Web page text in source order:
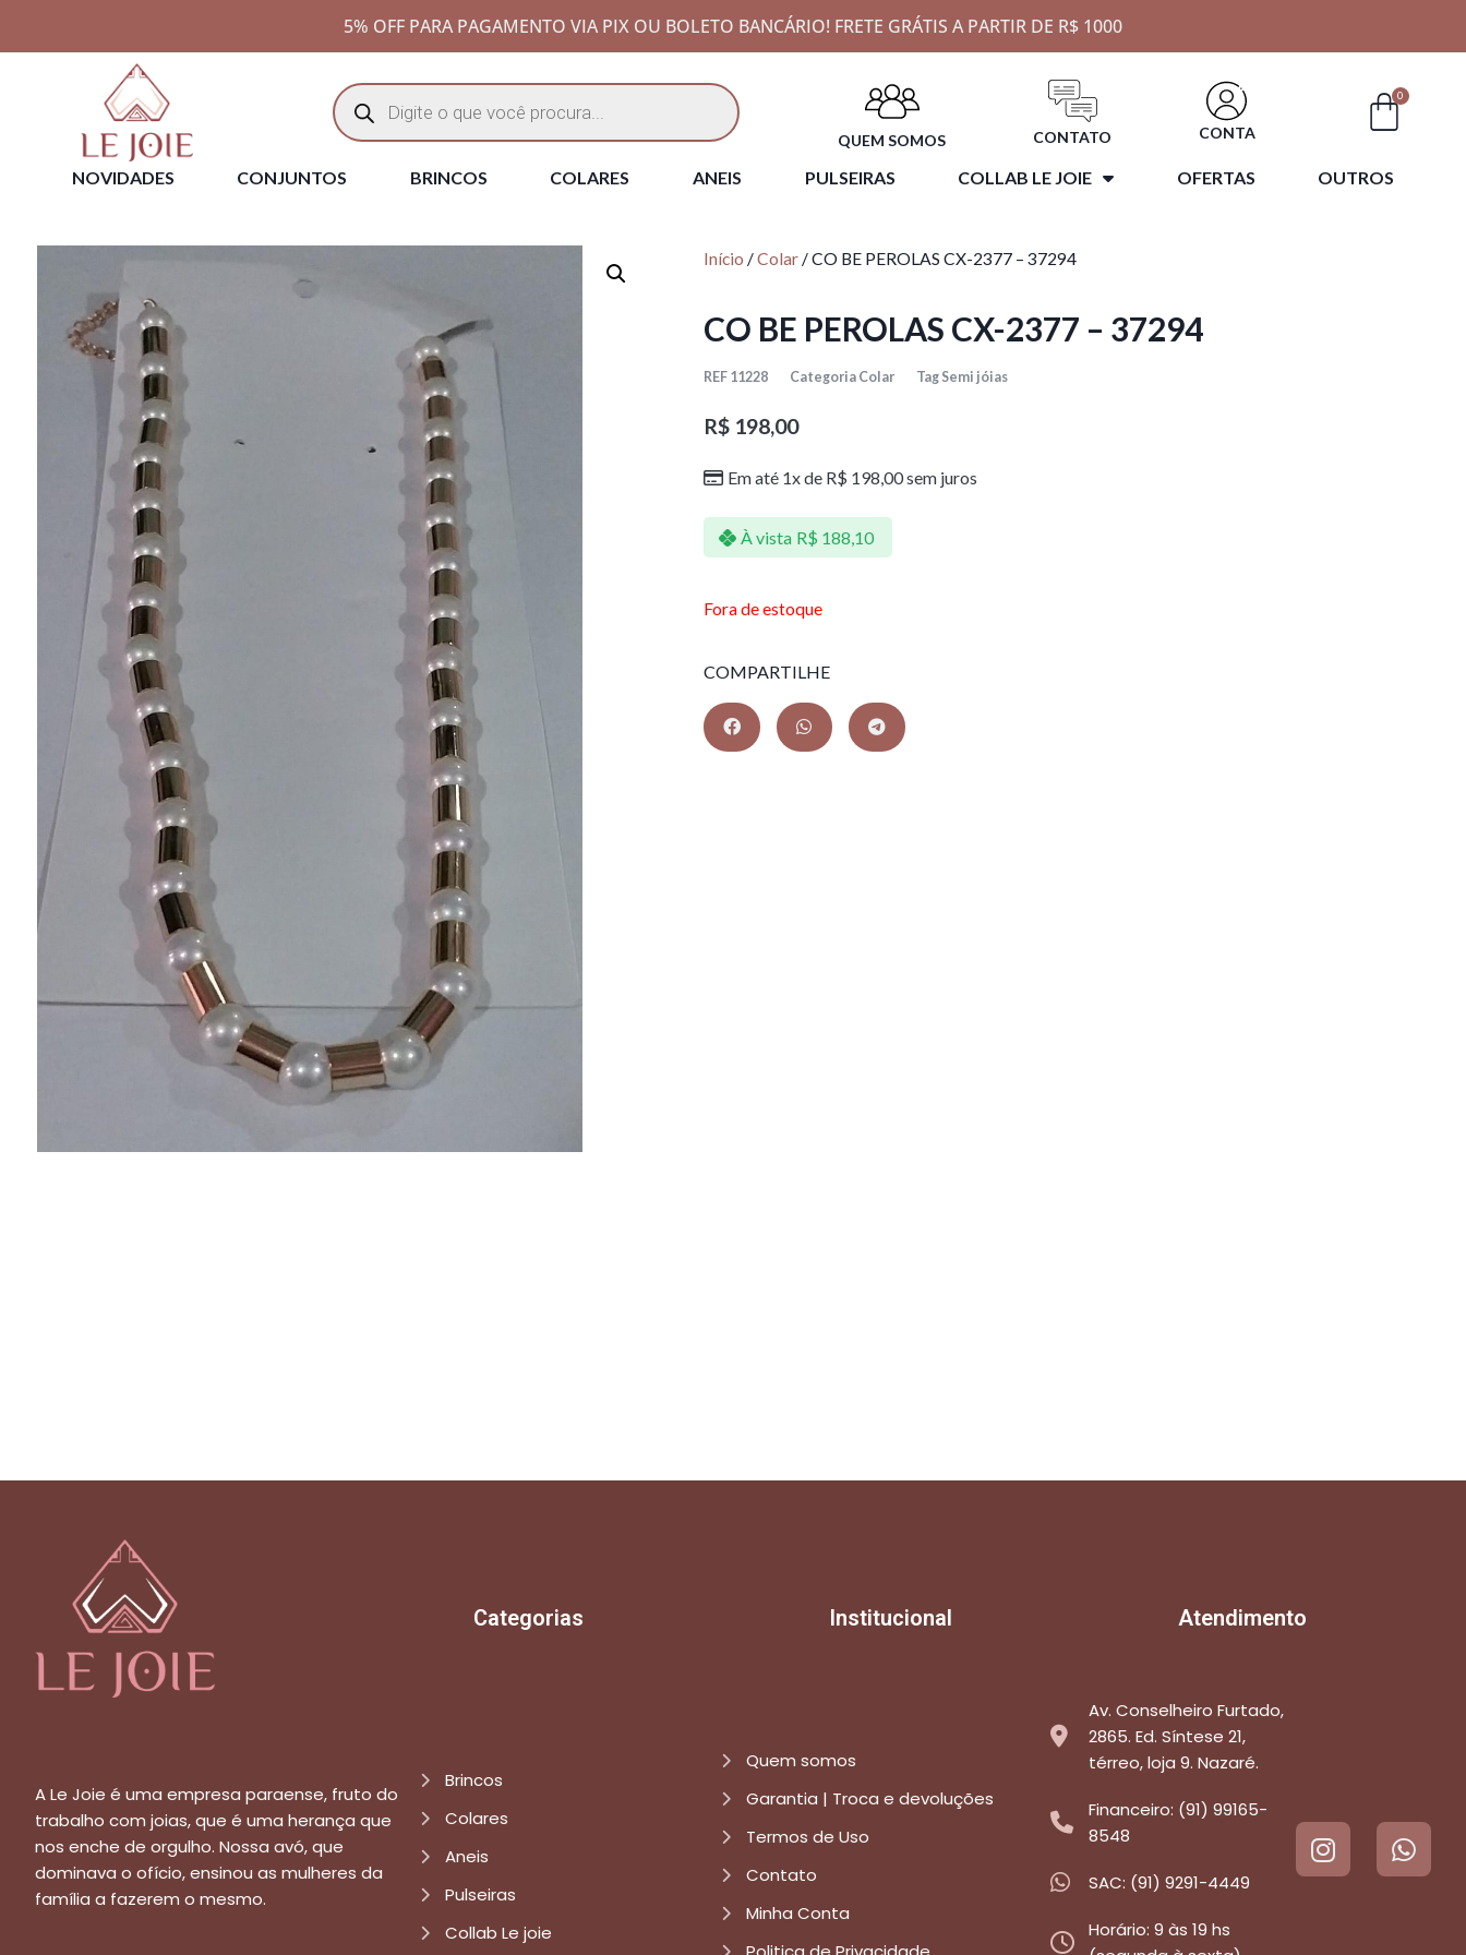
5% OFF PARA PAGAMENTO VIA PIX OU BOLETO BANCÁRIO! FRETE GRÁTIS A PARTIR DE R$ 1000
QUEM SOMOS CONTATO CONTA
0
NOVIDADES CONJUNTOS BRINCOS COLARES ANEIS PULSEIRAS COLLAB LE JOIE OFERTAS OUTROS
Início /Colar / CO BE PEROLAS CX-2377 – 37294
CO BE PEROLAS CX-2377 – 37294
REF 11228 Categoria Colar Tag Semi jóias
R$ 198,00
Em até 1x de R$ 198,00sem juros
À vista R$ 188,10
Fora de estoque
COMPARTILHE
Categorias Institucional Atendimento
A Le Joie é uma empresa paraense, fruto do
trabalho com joias, que é uma herança que
nos enche de orgulho. Nossa avó, que
dominava o ofício, ensinou as mulheres da
família a fazerem o mesmo.
Brincos
Colares
Aneis
Pulseiras
Collab Le joie
Quem somos
Garantia | Troca e devoluções
Termos de Uso
Contato
Minha Conta
Av. Conselheiro Furtado,
2865. Ed. Síntese 21,
térreo, loja 9. Nazaré.
Financeiro: (91) 99165-
8548
SAC: (91) 9291-4449
Horário: 9 às 19 hs